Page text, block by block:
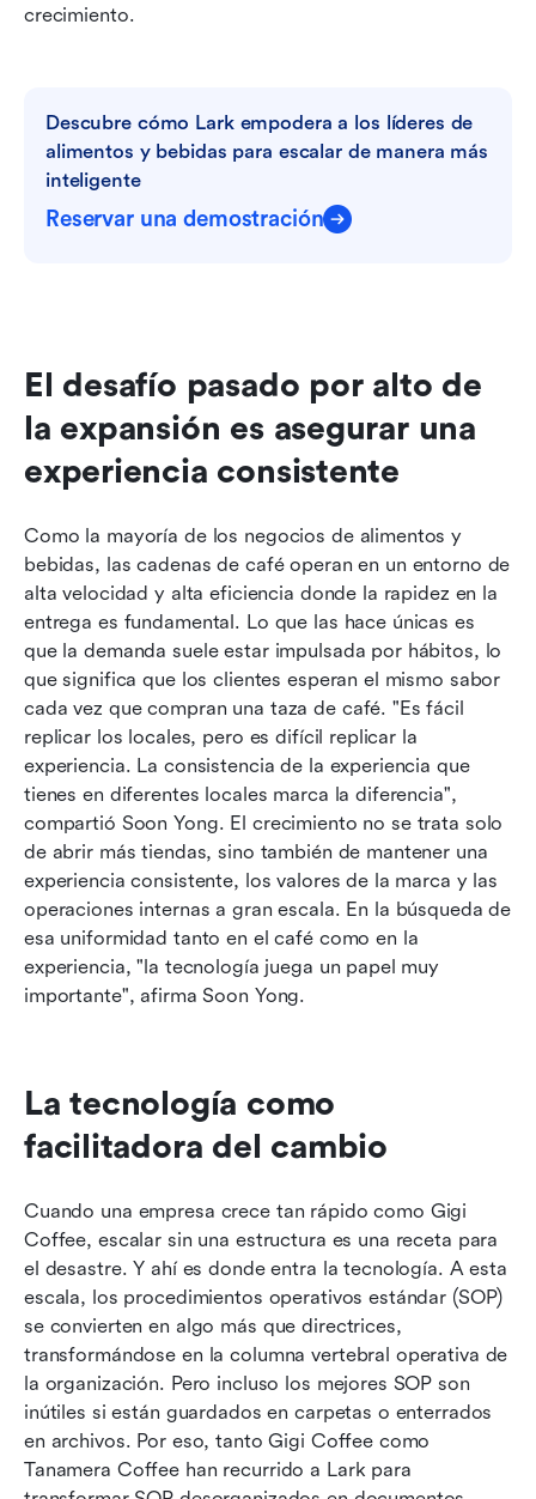
crecimiento.
Descubre cómo Lark empodera a los líderes de
alimentos y bebidas para escalar de manera más
inteligente
Reservar una demostración
El desafío pasado por alto de
la expansión es asegurar una
experiencia consistente
Como la mayoría de los negocios de alimentos y
bebidas, las cadenas de café operan en un entorno de
alta velocidad y alta eficiencia donde la rapidez en la
entrega es fundamental. Lo que las hace únicas es
que la demanda suele estar impulsada por hábitos, lo
que significa que los clientes esperan el mismo sabor
cada vez que compran una taza de café. "Es fácil
replicar los locales, pero es difícil replicar la
experiencia. La consistencia de la experiencia que
tienes en diferentes locales marca la diferencia",
compartió Soon Yong. El crecimiento no se trata solo
de abrir más tiendas, sino también de mantener una
experiencia consistente, los valores de la marca y las
operaciones internas a gran escala. En la búsqueda de
esa uniformidad tanto en el café como en la
experiencia, "la tecnología juega un papel muy
importante", afirma Soon Yong.
La tecnología como
facilitadora del cambio
Cuando una empresa crece tan rápido como Gigi
Coffee, escalar sin una estructura es una receta para
el desastre. Y ahí es donde entra la tecnología. A esta
escala, los procedimientos operativos estándar (SOP)
se convierten en algo más que directrices,
transformándose en la columna vertebral operativa de
la organización. Pero incluso los mejores SOP son
inútiles si están guardados en carpetas o enterrados
en archivos. Por eso, tanto Gigi Coffee como
Tanamera Coffee han recurrido a Lark para